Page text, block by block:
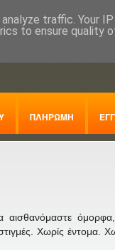
ΠΛΗΡΩΜΗ
αισθανόμαστε
Χωρίς έντομα.
traffic. Your
to ensure quality